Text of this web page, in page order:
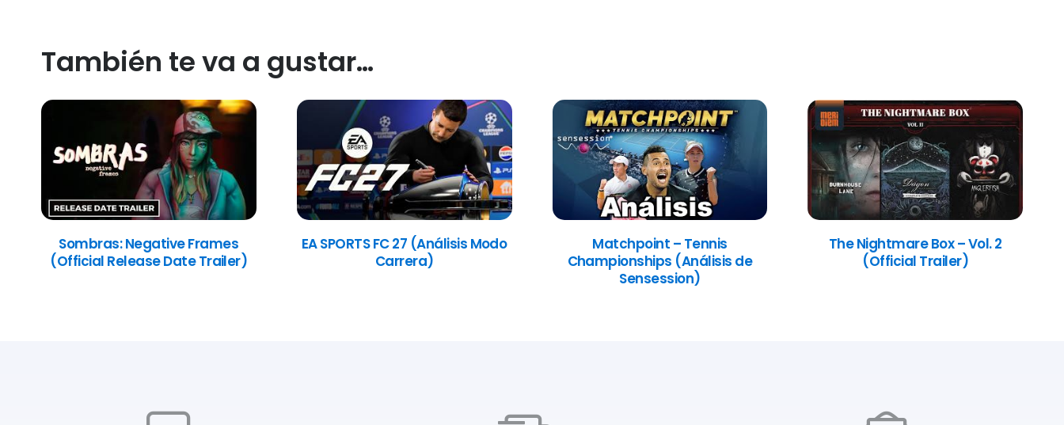
También te va a gustar…
Sombras: Negative Frames
(Official Release Date Trailer)
EA SPORTS FC 27 (Análisis Modo
Carrera)
Matchpoint – Tennis
Championships (Análisis de
Sensession)
The Nightmare Box – Vol. 2
(Official Trailer)